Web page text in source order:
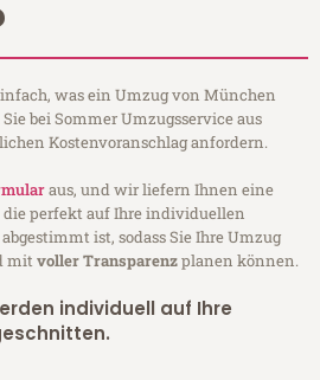
was ein Umzug von München
bei Sommer Umzugsservice aus
Kostenvoranschlag anfordern.
aus, und wir liefern Ihnen eine
die perfekt auf Ihre individuellen
ist, sodass Sie Ihre Umzug
mitvoller Transparenzplanen können.
individuell auf Ihre